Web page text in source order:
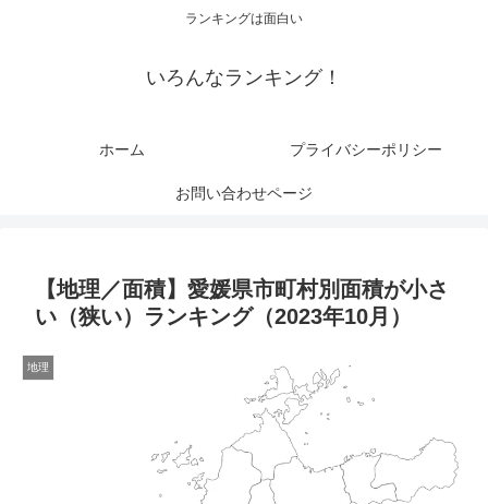
ランキングは面白い
いろんなランキング！
ホーム プライバシーポリシー
お問い合わせページ
【地理／面積】愛媛県市町村別面積が小さ
い（狭い）ランキング（2023年10月）
地理